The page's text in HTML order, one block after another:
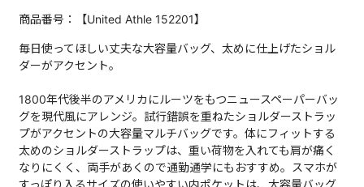
商品番号：【United Athle 152201】
毎日使ってほしい丈夫な大容量バッグ、太めに仕上げたショル
ダーがアクセント。
1800年代後半のアメリカにルーツをもつニュースペーパーバッ
グを現代風にアレンジ。試行錯誤を重ねたショルダーストラッ
プがアクセントの大容量マルチバッグです。体にフィットする
太めのショルダーストラップは、重い荷物を入れても肩が痛く
なりにくく、両手があくので通勤通学にもおすすめ。スマホが